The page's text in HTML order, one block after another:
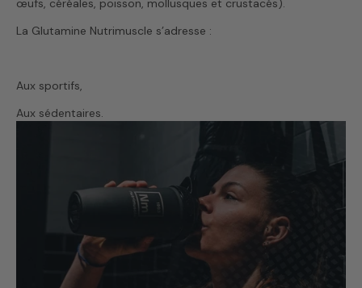
œufs, céréales, poisson, mollusques et crustacés).
La Glutamine Nutrimuscle s’adresse :
Aux sportifs,
Aux sédentaires.